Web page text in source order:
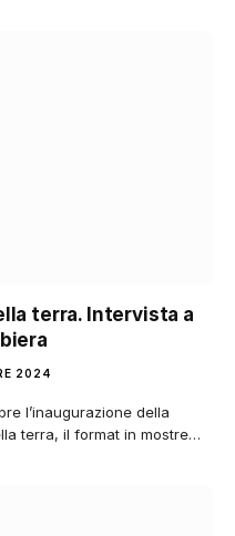
terra. Intervista a
2024
l’inaugurazione della
terra, il format in mostre…